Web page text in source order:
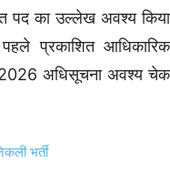
पद का उल्लेख अवश्य किया
प्रकाशित आधिकारिक
अधिसूचना अवश्य चेक
भर्ती